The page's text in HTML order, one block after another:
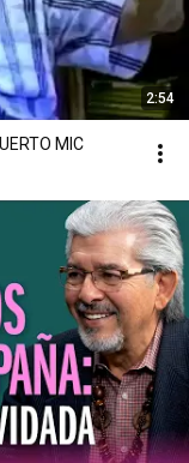
2:54
2015 03 27 José Barros EL GALLO TUERTO MIC